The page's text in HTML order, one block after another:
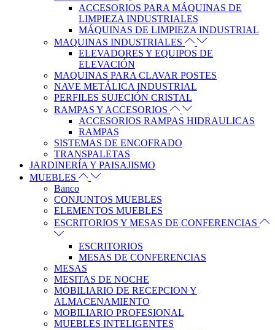
ACCESORIOS PARA MÁQUINAS DE
LIMPIEZA INDUSTRIALES
MÁQUINAS DE LIMPIEZA INDUSTRIAL
MAQUINAS INDUSTRIALES
ELEVADORES Y EQUIPOS DE
ELEVACIÓN
MAQUINAS PARA CLAVAR POSTES
NAVE METÁLICA INDUSTRIAL
PERFILES SUJECIÓN CRISTAL
RAMPAS Y ACCESORIOS
ACCESORIOS RAMPAS HIDRAULICAS
RAMPAS
SISTEMAS DE ENCOFRADO
TRANSPALETAS
JARDINERÍA Y PAISAJISMO
MUEBLES
Banco
CONJUNTOS MUEBLES
ELEMENTOS MUEBLES
ESCRITORIOS Y MESAS DE CONFERENCIAS
ESCRITORIOS
MESAS DE CONFERENCIAS
MESAS
MESITAS DE NOCHE
MOBILIARIO DE RECEPCION Y
ALMACENAMIENTO
MOBILIARIO PROFESIONAL
MUEBLES INTELIGENTES